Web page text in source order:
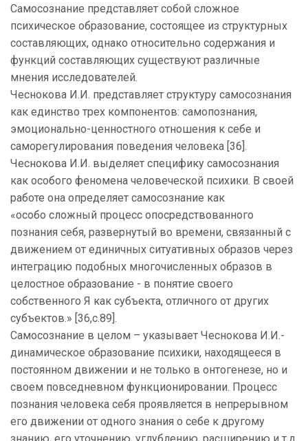
Самосознание представляет собой сложное
психическое образование, состоящее из структурных
составляющих, однако относительно содержания и
функций составляющих существуют различные
мнения исследователей.
Чеснокова И.И. представляет структуру самосознания
как единство трех компонентов: самопознания,
эмоционально-ценностного отношения к себе и
саморегулирования поведения человека [36].
Чеснокова И.И. выделяет специфику самосознания
как особого феномена человеческой психики. В своей
работе она определяет самосознание как
«особо сложный процесс опосредствованного
познания себя, развернутый во времени, связанный с
движением от единичных ситуативных образов через
интеграцию подобных многочисленных образов в
целостное образование - в понятие своего
собственного Я как субъекта, отличного от других
субъектов.» [36,c.89].
Самосознание в целом – указывает Чеснокова И.И.-
динамическое образование психики, находящееся в
постоянном движении и не только в онтогенезе, но и
своем повседневном функционировании. Процесс
познания человека себя проявляется в непрерывном
его движении от одного знания о себе к другому